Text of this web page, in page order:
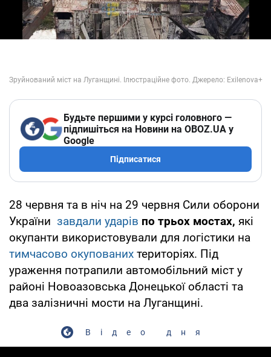
Будьте першими у курсі головного —
підпишіться на Новини на OBOZ.UA у
Google
Підписатися
28 червня та в ніч на 29 червня Сили оборони
України завдали ударів по трьох мостах, які
окупанти використовували для логістики на
тимчасово окупованих територіях. Під
ураження потрапили автомобільний міст у
районі Новоазовська Донецької області та
два залізничні мости на Луганщині.
Відео дня